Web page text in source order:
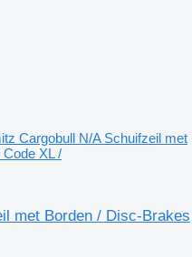
Cargobull N/A Schuifzeil met
XL /
met Borden / Disc-Brakes